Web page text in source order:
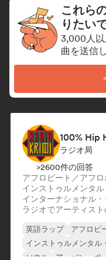
これら
りたい
3,000人
曲を送信
ラジオ局
>2600件の回答
アフロビート／アフ
インストゥルメンタ
インターナショナル
ラジオでアーティス
英語ラップ アフロビ
インストゥルメンタル
ソウル
アーバン・ポ